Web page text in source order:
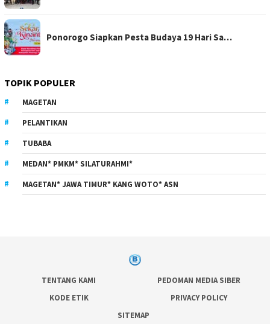
Ponorogo Siapkan Pesta Budaya 19 Hari Sa…
TOPIK POPULER
MAGETAN
PELANTIKAN
TUBABA
MEDAN* PMKM* SILATURAHMI*
MAGETAN* JAWA TIMUR* KANG WOTO* ASN
TENTANG KAMI
PEDOMAN MEDIA SIBER
KODE ETIK
PRIVACY POLICY
SITEMAP